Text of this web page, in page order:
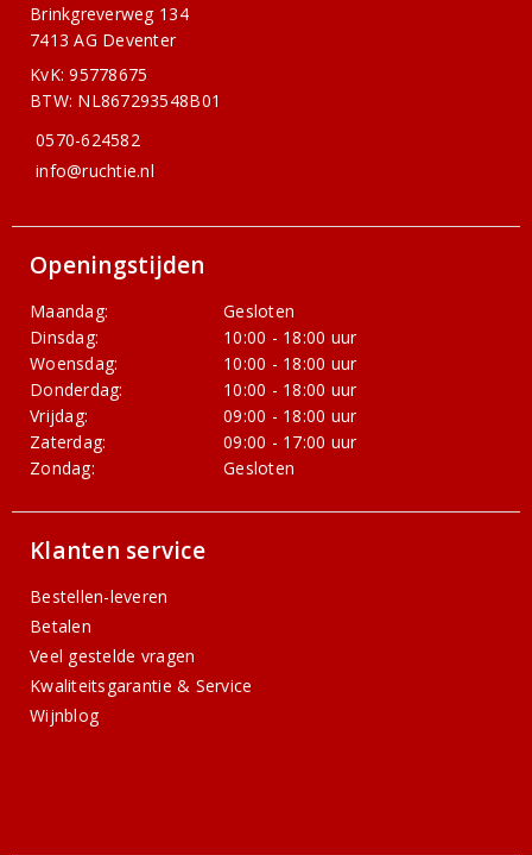
Brinkgreverweg 134
7413 AG Deventer
KvK: 95778675
BTW: NL867293548B01
0570-624582
info@ruchtie.nl
Openingstijden
Maandag:
Gesloten
Dinsdag:
10:00 - 18:00 uur
Woensdag:
10:00 - 18:00 uur
Donderdag:
10:00 - 18:00 uur
Vrijdag:
09:00 - 18:00 uur
Zaterdag:
09:00 - 17:00 uur
Zondag:
Gesloten
Klanten service
Bestellen-leveren
Betalen
Veel gestelde vragen
Kwaliteitsgarantie & Service
Wijnblog